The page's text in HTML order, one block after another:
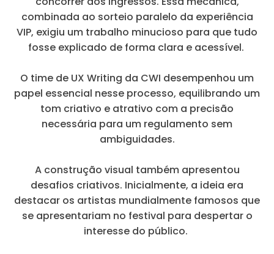
combinada ao sorteio paralelo da experiência
VIP, exigiu um trabalho minucioso para que tudo
fosse explicado de forma clara e acessível.
O time de UX Writing da CWI desempenhou um
papel essencial nesse processo, equilibrando um
tom criativo e atrativo com a precisão
necessária para um regulamento sem
ambiguidades.
A construção visual também apresentou
desafios criativos. Inicialmente, a ideia era
destacar os artistas mundialmente famosos que
se apresentariam no festival para despertar o
interesse do público.